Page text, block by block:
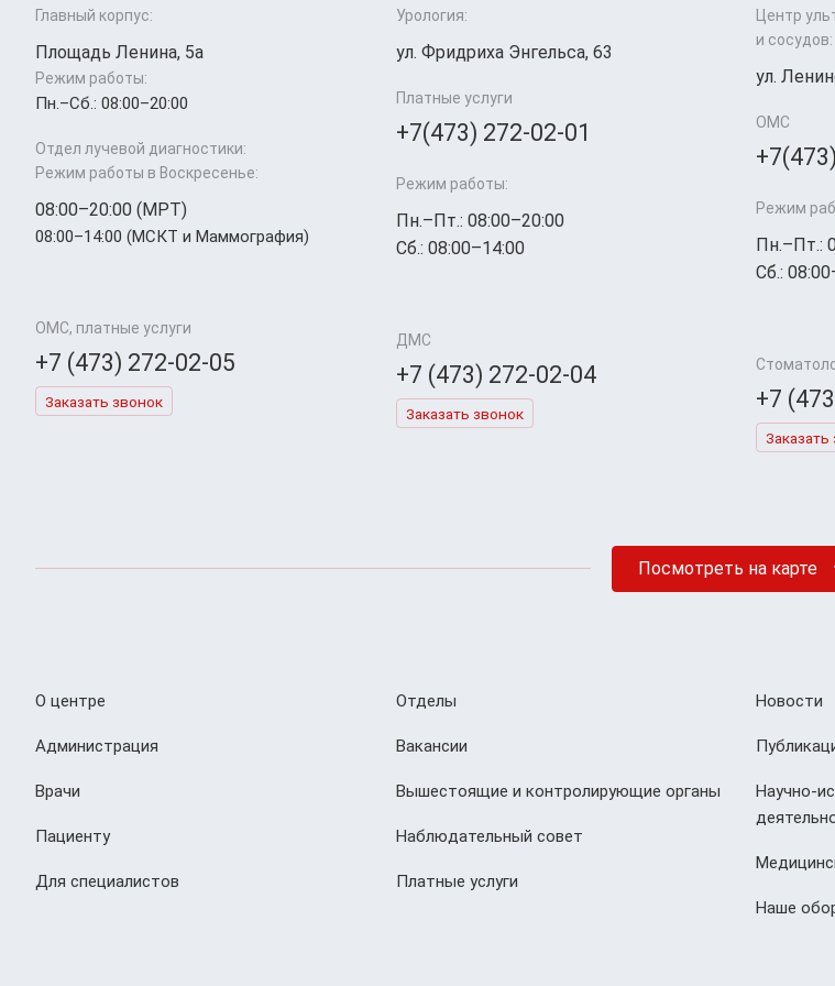
Главный корпус:
Площадь Ленина, 5а
Режим работы:
Пн.–Cб.: 08:00–20:00
Отдел лучевой диагностики:
Режим работы в Воскресенье:
08:00–20:00 (МРТ)
08:00–14:00 (МСКТ и Маммография)
ОМС, платные услуги
+7 (473) 272-02-05
Заказать звонок
Урология:
ул. Фридриха Энгельса, 63
Платные услуги
+7(473) 272-02-01
Режим работы:
Пн.–Пт.: 08:00–20:00
Сб.: 08:00–14:00
ДМС
+7 (473) 272-02-04
Заказать звонок
Центр
и сосудов:
ул.
ОМС
Режим
Пн.–Пт.:
Сб.:
+7
Заказать
Посмотреть на карте
О центре
Администрация
Врачи
Пациенту
Для специалистов
Отделы
Вакансии
Вышестоящие и контролирующие органы
Наблюдательный совет
Платные услуги
Новости
Научно-
Наше